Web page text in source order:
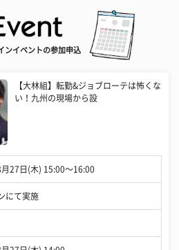
ンイベントの参加申込
【大林組】転勤&ジョブローテは怖くな
い！九州の現場から設
27日(木) 15:00〜16:00
にて実施